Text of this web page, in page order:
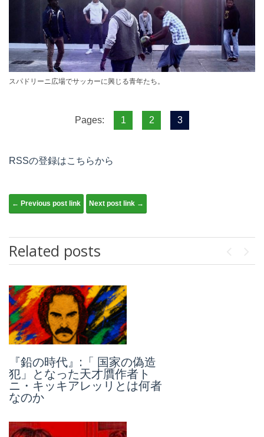
スパドリーニ広場でサッカーに興じる青年たち。
Pages: 1 2 3
RSSの登録はこちらから
Post navigation
← Previous post link Next post link →
Related posts
『鉛の時代』:「 国家の偽造
犯」となった天才贋作者ト
ニ・キッキアレッリとは何者
なのか
合法か違法か、既成概念と対
峙しながら、街角に大胆にひ
しめくイタリアのグラフィテ
ィとは